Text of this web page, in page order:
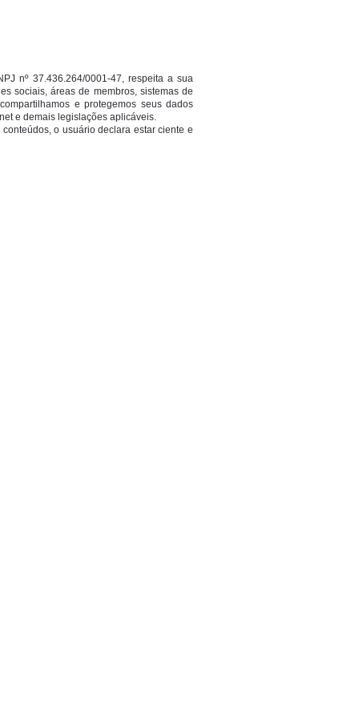
nº 37.436.264/0001-47, respeita a sua
sociais, áreas de membros, sistemas de
e protegemos seus dados
e demais legislações aplicáveis.
o usuário declara estar ciente e